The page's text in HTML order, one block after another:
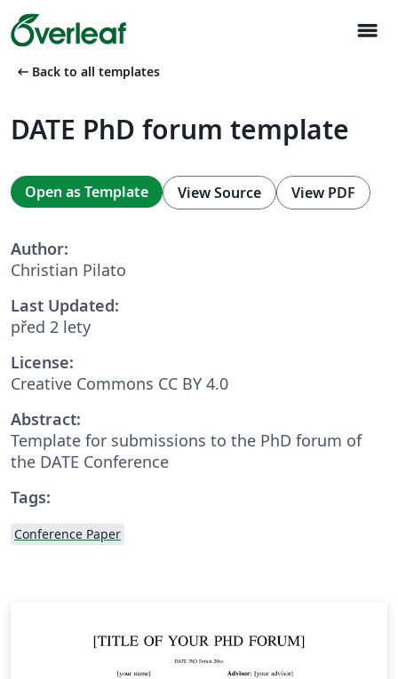
menu
arrow_left_alt Back to all templates
DATE PhD forum template
Open as Template View Source View PDF
Author:
Christian Pilato
Last Updated:
před 2 lety
License:
Creative Commons CC BY 4.0
Abstract:
Template for submissions to the PhD forum of
the DATE Conference
Tags:
Conference Paper